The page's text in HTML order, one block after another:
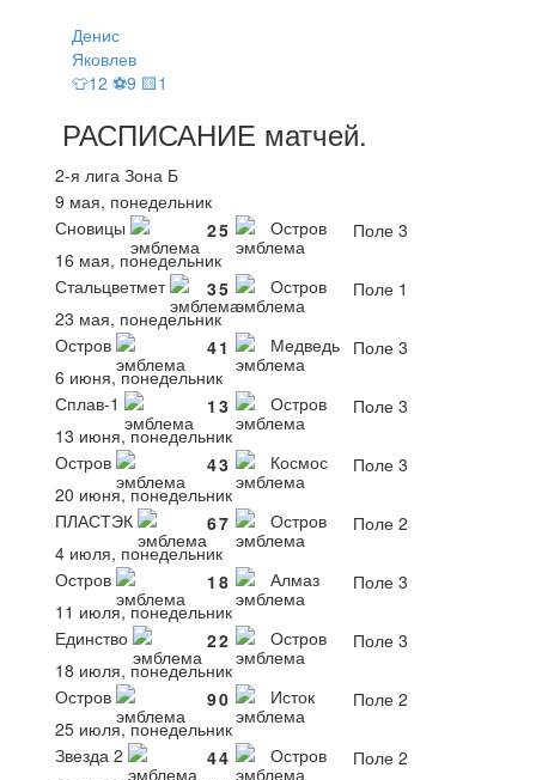
Денис
Яковлев
👕12 ⚽9 🟨1
РАСПИСАНИЕ матчей.
2-я лига Зона Б
9 мая, понедельник
Сновицы
25 Остров
Поле 3
16 мая, понедельник
Стальцветмет
35 Остров
Поле 1
23 мая, понедельник
Остров
41 Медведь Поле 3
6 июня, понедельник
Сплав-1
1 3 Остров
Поле 3
13 июня, понедельник
Остров
43 Космос
Поле 3
20 июня, понедельник
ПЛАСТЭК
67 Остров
Поле 2
4 июля, понедельник
Остров
1 8 Алмаз
Поле 3
11 июля, понедельник
Единство
22 Остров
Поле 3
18 июля, понедельник
Остров
90 Исток
Поле 2
25 июля, понедельник
Звезда 2
44 Остров
Поле 2